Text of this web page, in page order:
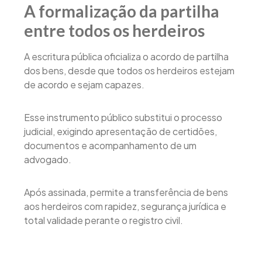
A formalização da partilha
entre todos os herdeiros
A escritura pública oficializa o acordo de partilha
dos bens, desde que todos os herdeiros estejam
de acordo e sejam capazes.
Esse instrumento público substitui o processo
judicial, exigindo apresentação de certidões,
documentos e acompanhamento de um
advogado.
Após assinada, permite a transferência de bens
aos herdeiros com rapidez, segurança jurídica e
total validade perante o registro civil.